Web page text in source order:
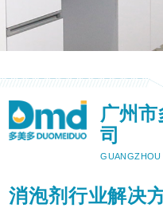
广州
司
GUANGZHOU
消泡剂行业解决